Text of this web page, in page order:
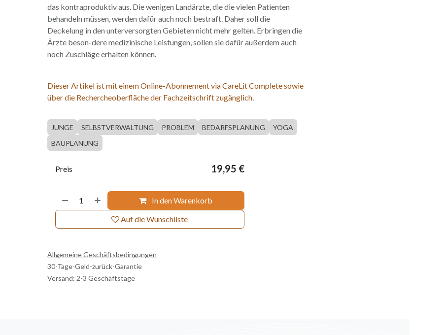
das kontraproduktiv aus. Die wenigen Landärzte, die die vielen Patienten
behandeln müssen, werden dafür auch noch bestraft. Daher soll die
Deckelung in den unterversorgten Gebieten nicht mehr gelten. Erbringen die
Ärzte beson-dere medizinische Leistungen, sollen sie dafür außerdem auch
noch Zuschläge erhalten können.
Dieser Artikel ist mit einem Online-Abonnement via CareLit Complete sowie
über die Rechercheoberfläche der Fachzeitschrift zugänglich.
JUNGE SELBSTVERWALTUNG PROBLEM BEDARFSPLANUNG
YOGA
BAUPLANUNG
In den Warenkorb
Auf die Wunschliste
Preis 19,95 €
Allgemeine Geschäftsbedingungen
30-Tage-Geld-zurück-Garantie
Versand: 2-3 Geschäftstage